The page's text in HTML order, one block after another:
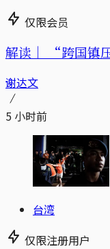
仅限会员
解读｜ “跨国镇
谢达文
5 小时前
台湾
仅限注册用户